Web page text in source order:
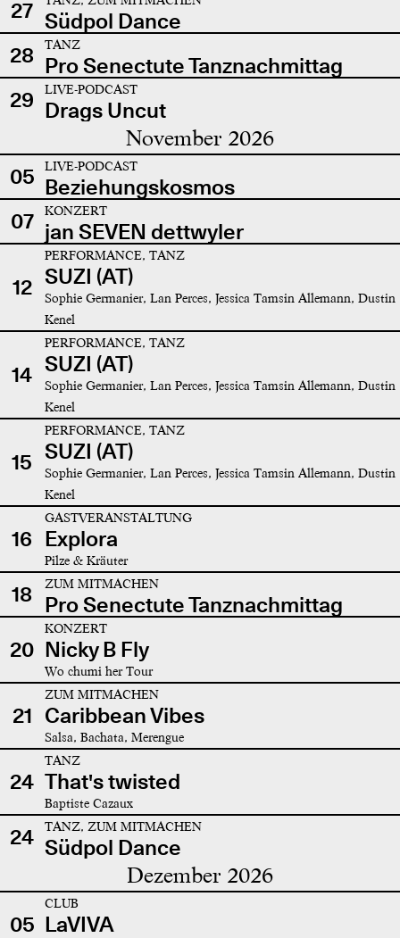
27 Südpol Dance
28
TANZ
Pro Senectute Tanznachmittag
29
LIVE-PODCAST
Drags Uncut
November 2026
05 LIVE-PODCAST
Beziehungskosmos
07
KONZERT
jan SEVEN dettwyler
12
PERFORMANCE, TANZ
SUZI (AT)
Sophie Germanier, Lan Perces, Jessica Tamsin Allemann, Dustin
Kenel
14
PERFORMANCE, TANZ
SUZI (AT)
Sophie Germanier, Lan Perces, Jessica Tamsin Allemann, Dustin
Kenel
15
PERFORMANCE, TANZ
SUZI (AT)
Sophie Germanier, Lan Perces, Jessica Tamsin Allemann, Dustin
Kenel
16
GASTVERANSTALTUNG
Explora
Pilze & Kräuter
18 ZUM MITMACHEN
Pro Senectute Tanznachmittag
20
KONZERT
Nicky B Fly
Wo chumi her Tour
21
ZUM MITMACHEN
Caribbean Vibes
Salsa, Bachata, Merengue
24
TANZ
That's twisted
Baptiste Cazaux
24 TANZ, ZUM MITMACHEN
Südpol Dance
Dezember 2026
05
CLUB
LaVIVA